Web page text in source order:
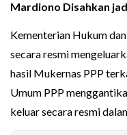
Mardiono Disahkan
Kementerian Hukum
secara resmi
hasil Mukernas PPP
Umum PPP
keluar secara resmi